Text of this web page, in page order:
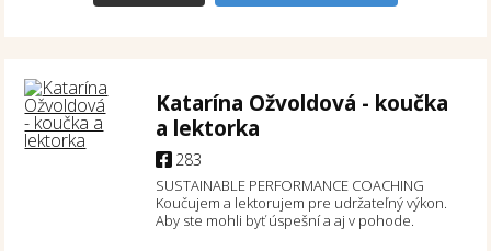
Katarína Ožvoldová - koučka
a lektorka
283
SUSTAINABLE PERFORMANCE COACHING
Koučujem a lektorujem pre udržateľný výkon.
Aby ste mohli byť úspešní a aj v pohode.